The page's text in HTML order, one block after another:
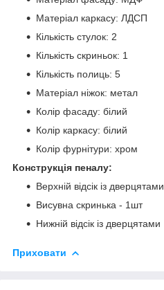
Матеріал каркасу: ЛДСП
Кількість стулок: 2
Кількість скриньок: 1
Кількість полиць: 5
Матеріал ніжок: метал
Колір фасаду: білий
Колір каркасу: білий
Колір фурнітури: хром
Конструкція пеналу:
Верхній відсік із дверцятами
Висувна скринька - 1шт
Нижній відсік із дверцятами
Приховати